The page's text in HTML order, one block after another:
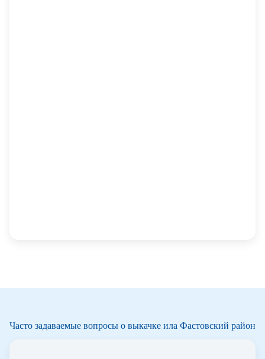
Часто задаваемые вопросы о выкачке ила Фастовский район